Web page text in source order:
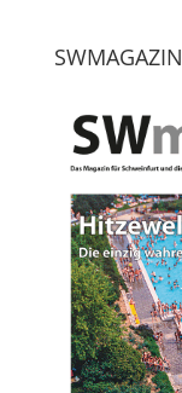
SWMAGAZIN